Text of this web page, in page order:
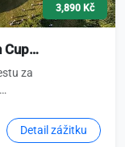
3,890 Kč
Cup…
za
Detail zážitku